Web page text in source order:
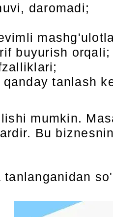
daromadi;
buyurish orqali;
tanlash
mumkin.
Bu
tanlanganidan